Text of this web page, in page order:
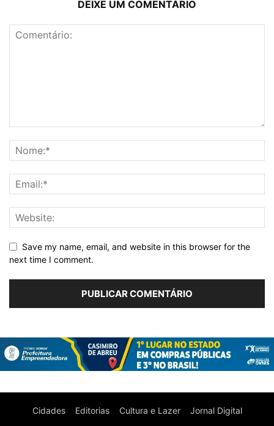
DEIXE UM COMENTÁRIO
Save my name, email, and website in this browser for the
next time I comment.
Cidades Editorias Cultura e Lazer Jornal Digital